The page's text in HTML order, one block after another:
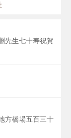
先生七十寿祝賀
橋場五百三十